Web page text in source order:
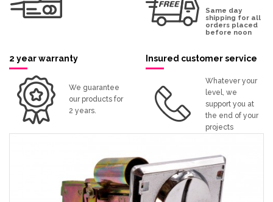
Same day
shipping for all
orders placed
before noon
2 year warranty
We guarantee
our products for
2 years.
Insured customer service
Whatever your
level, we
support you at
the end of your
projects